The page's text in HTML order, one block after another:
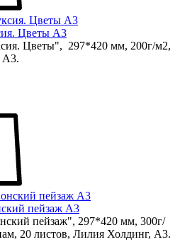
Цветы А3
Цветы", 297*420 мм, 200г/м2,
А3.
пейзаж А3
пейзаж", 297*420 мм, 300г/
20 листов, Лилия Холдинг, А3.